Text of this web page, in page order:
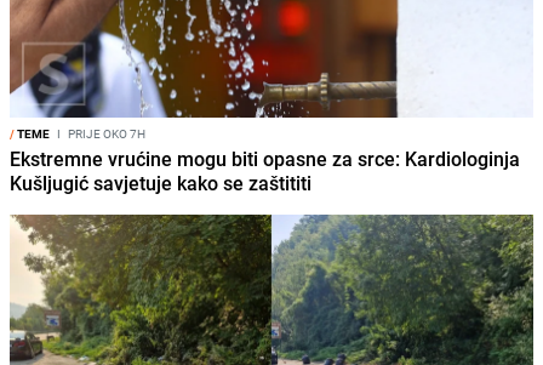
/TEME I PRIJE OKO 7H
Ekstremne vrućine mogu biti opasne za srce: Kardiologinja
Kušljugić savjetuje kako se zaštititi